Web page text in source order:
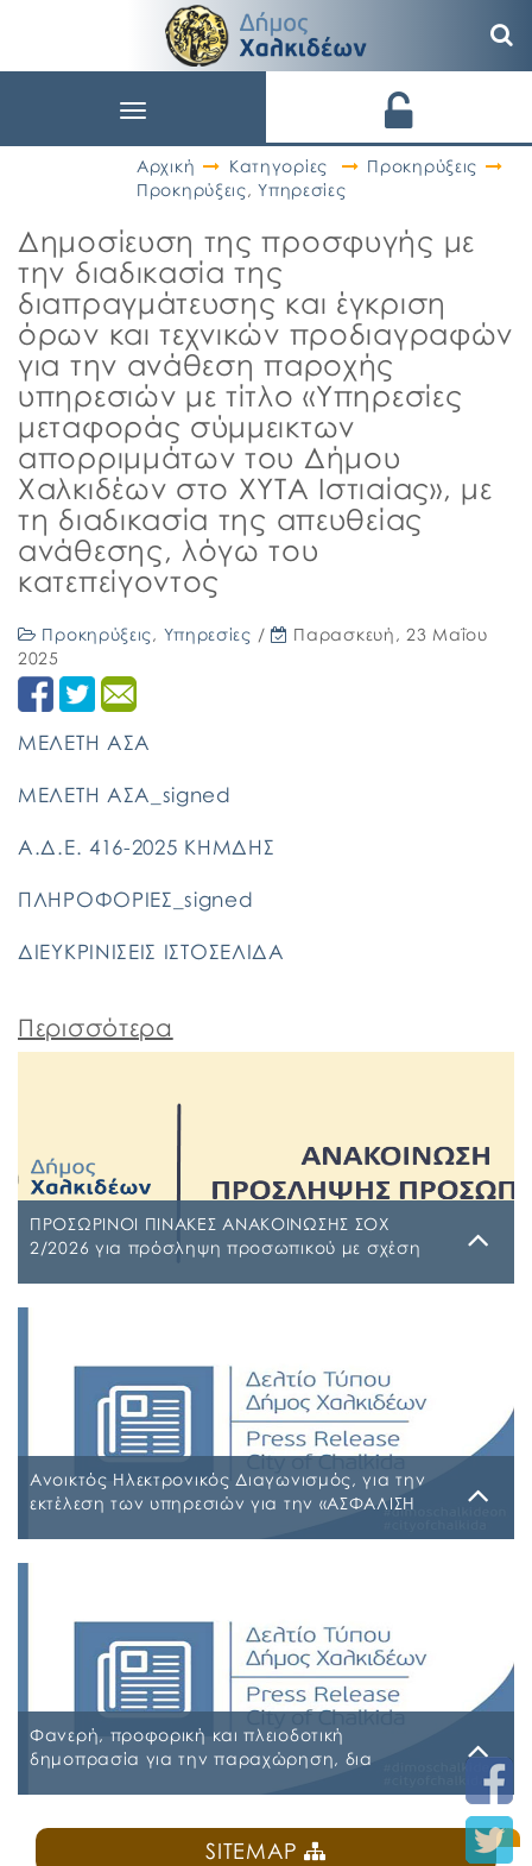
Toggle
Αρχική
Κατηγορίες
Προκηρύξεις
Προκηρύξεις,Υπηρεσίες
Δημοσίευση της προσφυγής με
την διαδικασία της
διαπραγμάτευσης και έγκριση
όρων και τεχνικών προδιαγραφών
για την ανάθεση παροχής
υπηρεσιών με τίτλο «Υπηρεσίες
μεταφοράς σύμμεικτων
απορριμμάτων του Δήμου
Χαλκιδέων στο ΧΥΤΑ Ιστιαίας», με
τη διαδικασία της απευθείας
ανάθεσης, λόγω του
κατεπείγοντος
Προκηρύξεις, Υπηρεσίες /
Παρασκευή, 23 Μαΐου
2025
ΜΕΛΕΤΗ ΑΣΑ
ΜΕΛΕΤΗ ΑΣΑ_signed
Α.Δ.Ε. 416-2025 ΚΗΜΔΗΣ
ΠΛΗΡΟΦΟΡΙΕΣ_signed
ΔΙΕΥΚΡΙΝΙΣΕΙΣ ΙΣΤΟΣΕΛΙΔΑ
Περισσότερα
ΠΡΟΣΩΡΙΝΟΙ ΠΙΝΑΚΕΣ ΑΝΑΚΟΙΝΩΣΗΣ ΣΟΧ
2/2026 για πρόσληψη προσωπικού με σχέση
ΠΙΝΑΚΑΣ ΚΑΤΑΤΑΞΗΣ ΣΥΜΜΕΤΕΧΟΝΤΩΝ 1 ΡΗΒΖΩΗΑ-
Ρ5Τ-1 ΠΡΟΣΩΡΙΝΟΣ ΠΙΝΑΚΑΣ ΜΕΡΙΚΗΣ ΑΠΑΣΧΟΛΗΣΗΣ
ΨΔΑΚΩΗΑ-ΑΟ3 ΠΡΟΣΩΡΙΝΟΣ ΠΙΝΑΚΑΣ ΠΛΗΡΟΥΣ
ΑΠΑΣΧΟΛΗΣΗΣ ΨΦΑ4ΩΗΑ-ΦΣΒ ΠΡΟΣΩΡΙΝΟΣ ΠΙΝΑΚΑΣ
ΣΥΜΜΕΤΕΧΟΝΤΩΝ 6ΖΛΚΩΗΑ-ΠΩΗ
Ανοικτός Ηλεκτρονικός Διαγωνισμός, για την
εκτέλεση των υπηρεσιών για την «ΑΣΦΑΛΙΣΗ
ΑΣΦΑΛΕΙΕΣ 2026-2027 09-07-2026_signed
ΠΑΡΑΡΤΗΜΑ Α’ ΜΕΛΕΤΗ ΑΣΦΑΛΕΙΕΣ ΕΠΕΞΕΡΓΑΣΙΜΗ
2026-2027 09-07-2026 ΠΑΡΑΡΤΗΜΑ Β ΕΕΕΣ PDF_signed
ΠΕΡΙΛΗΨΗ ΔΙΑΚΗΡΥΞΗΣ ΑΣΦΑΛΕΙΕΣ_signed
Φανερή, προφορική και πλειοδοτική
δημοπρασία για την παραχώρηση, δια
χώρου στην Πλατεία Ελευθερίας
ΠΡΟΚΗΡΥΞΗ ΚΑΝΤΙΝΑ ΠΛΑΤΕΙΑΣ ΕΛΕΥΘΕΡΙΑΣ
SITEMAP